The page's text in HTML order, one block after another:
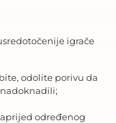
igrače
odolite porivu da
određenog